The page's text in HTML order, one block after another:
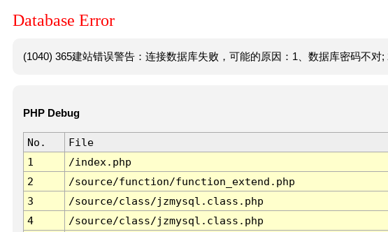
Database Error
(1040) 365建站错误警告：连接数据库失败，可能的原因：1、数据库密码不对;
PHP Debug
No. File
1
/index.php
2
/source/function/function_extend.php
3
/source/class/jzmysql.class.php
4
/source/class/jzmysql.class.php